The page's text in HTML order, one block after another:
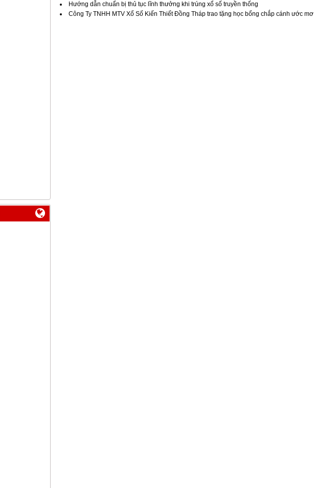
Hướng dẫn chuẩn bị thủ tục lĩnh thưởng khi trúng xổ số truyền thống
Công Ty TNHH MTV Xổ Số Kiến Thiết Đồng Tháp trao tặng học bổng chắp cánh ước mơ